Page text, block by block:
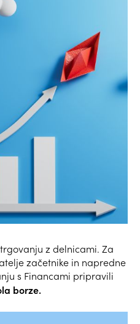
z delnicami. Za
začetnike in napredne
s Financami pripravili
borze.